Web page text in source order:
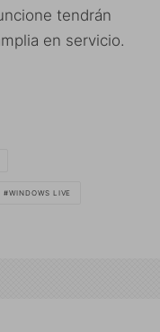
tendrán
en servicio.
WINDOWS LIVE